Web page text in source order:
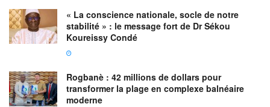
« La conscience nationale, socle de notre
stabilité » : le message fort de Dr Sékou
Koureissy Condé
Rogbanè : 42 millions de dollars pour
transformer la plage en complexe balnéaire
moderne